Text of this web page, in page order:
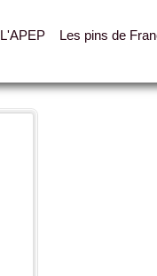
L'APEP Les pins de